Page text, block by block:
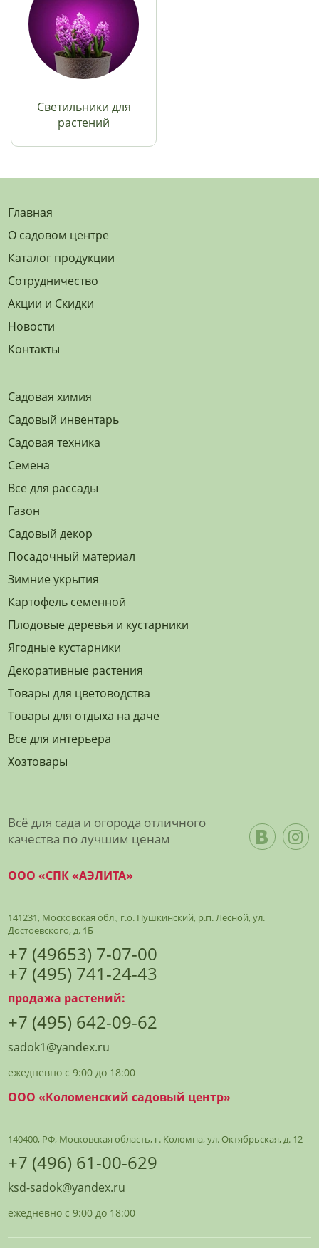
Светильники для
растений
Главная
О садовом центре
Каталог продукции
Сотрудничество
Акции и Скидки
Новости
Контакты
Садовая химия
Садовый инвентарь
Садовая техника
Семена
Все для рассады
Газон
Садовый декор
Посадочный материал
Зимние укрытия
Картофель семенной
Плодовые деревья и кустарники
Ягодные кустарники
Декоративные растения
Товары для цветоводства
Товары для отдыха на даче
Все для интерьера
Хозтовары
Всё для сада и огорода отличного
качества по лучшим ценам
ООО «СПК «АЭЛИТА»
141231, Московская обл., г.о. Пушкинский, р.п. Лесной, ул.
Достоевского, д. 1Б
+7 (49653) 7-07-00
+7 (495) 741-24-43
продажа растений:
+7 (495) 642-09-62
sadok1@yandex.ru
ежедневно с 9:00 до 18:00
ООО «Коломенский садовый центр»
140400, РФ, Московская область, г. Коломна, ул. Октябрьская, д. 12
+7 (496) 61-00-629
ksd-sadok@yandex.ru
ежедневно с 9:00 до 18:00